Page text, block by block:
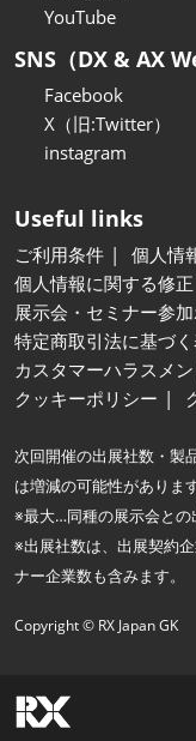
YouTube
SNS（DX & AX
Facebook
X（旧:Twitter）
instagram
Useful links
ご利用条件
個人情
個人情報に関する修
展示会・セミナー参
特定商取引法に基づ
カスタマーハラスメ
クッキーポリシー
次回開催の出展社数・製
は増減の可能性があります
※最大…同種の展示会との
※出展社数は、出展契約
ナー企業数も含みます。
Copyright © RX Japan GK